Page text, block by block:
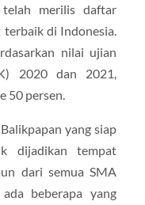
telah merilis daftar
di Indonesia.
nilai ujian
2020 dan 2021,
50 persen.
yang siap
dijadikan tempat
dari semua SMA
beberapa yang